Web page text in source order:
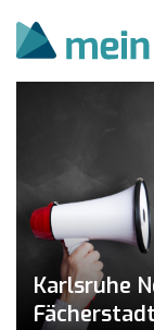
Karlsruhe
Fächerstadt